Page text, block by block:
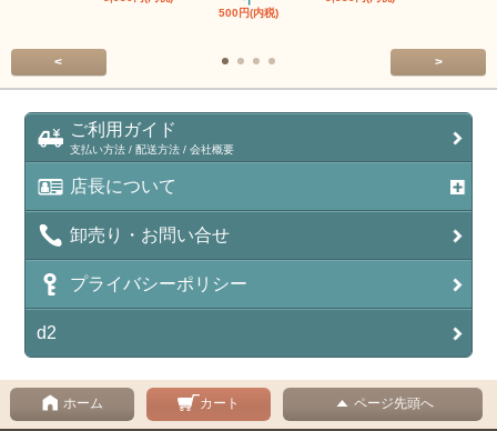
500円(内税)
< >
ご利用ガイド
支払い方法 / 配送方法 / 会社概要
店長について
卸売り・お問い合せ
プライバシーポリシー
d2
ホーム カート ページ先頭へ